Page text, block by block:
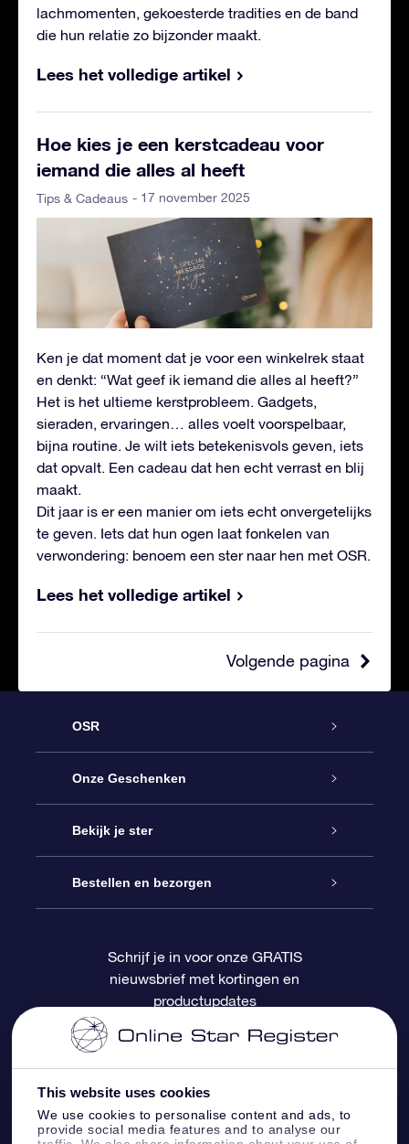
This website uses cookies
We use cookies to personalise content and ads, to
provide social media features and to analyse our
lachmomenten, gekoesterde tradities en de band
die hun relatie zo bijzonder maakt.
Lees het volledige artikel
Hoe kies je een kerstcadeau voor
iemand die alles al heeft
Tips & Cadeaus - 17 november 2025
Ken je dat moment dat je voor een winkelrek staat
en denkt: “Wat geef ik iemand die alles al heeft?”
Het is het ultieme kerstprobleem. Gadgets,
sieraden, ervaringen… alles voelt voorspelbaar,
bijna routine. Je wilt iets betekenisvols geven, iets
dat opvalt. Een cadeau dat hen echt verrast en blij
maakt.
Dit jaar is er een manier om iets echt onvergetelijks
te geven. Iets dat hun ogen laat fonkelen van
verwondering: benoem een ster naar hen met OSR.
Lees het volledige artikel
Volgende pagina
OSR
Service
Contact
Blog
OSR Recensies
Onze Geschenken
Online Star Gift
OSR Cadeaupakket
OSR Cadeaukaart
Relatiegeschenken
Bekijk je ster
Sterrenregister
Gepersonaliseerde sterrenpagina
One Million Stars
OSR Starsaver
Fly me to the Stars App
Bestellen en bezorgen
Betalingsinformatie
Verzendinformatie
Retourbeleid
Constellaties
Schrijf je in voor onze GRATIS
nieuwsbrief met kortingen en
productupdates